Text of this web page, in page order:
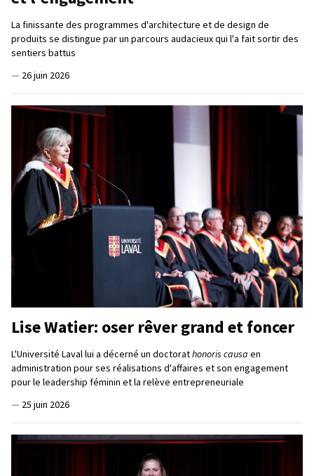
La finissante des programmes d'architecture et de design de
produits se distingue par un parcours audacieux qui l'a fait sortir des
sentiers battus
— 26 juin 2026
Lise Watier: oser rêver grand et foncer
L'Université Laval lui a décerné un doctorathonoris causa en
administration pour ses réalisations d'affaires et son engagement
pour le leadership féminin et la relève entrepreneuriale
— 25 juin 2026